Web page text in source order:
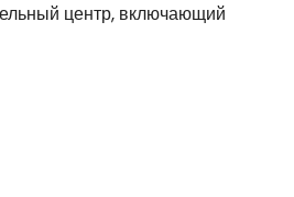
центр, включающий